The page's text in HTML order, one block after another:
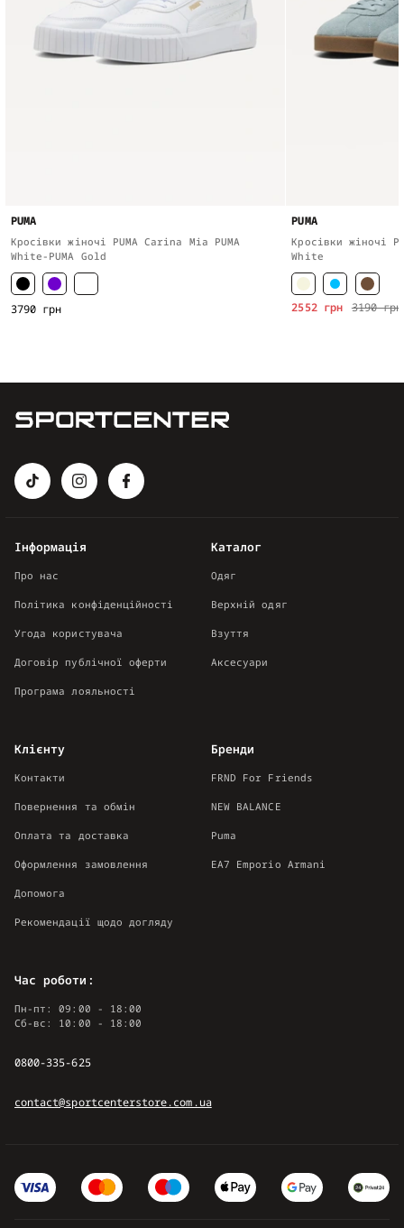
PUMA
Кросівки жіночі PUMA Carina Mia PUMA
White-PUMA Gold
3790 грн
PUMA
Кросівки жіночі
White
3190 грн
2552 грн
Каталог
Одяг
Верхній одяг
Взуття
Аксесуари
Інформація
Про нас
Політика конфіденційності
Угода користувача
Договір публічної оферти
Програма лояльності
Клієнту
Контакти
Повернення та обмін
Оплата та доставка
Оформлення замовлення
Допомога
Рекомендації щодо догляду
Бренди
FRND For Friends
NEW BALANCE
Puma
EA7 Emporio Armani
Час роботи:
Пн-пт: 09:00 - 18:00
Сб-вс: 10:00 - 18:00
0800-335-625
contact@sportcenterstore.com.ua